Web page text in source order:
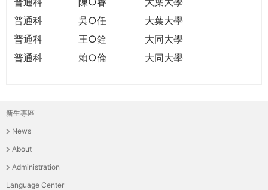
普通科
吳○任
大葉大學
普通科
王○銓
大同大學
普通科
賴○倫 大同大學
主
選
單
新生專區
News
About
Administration
Language Center